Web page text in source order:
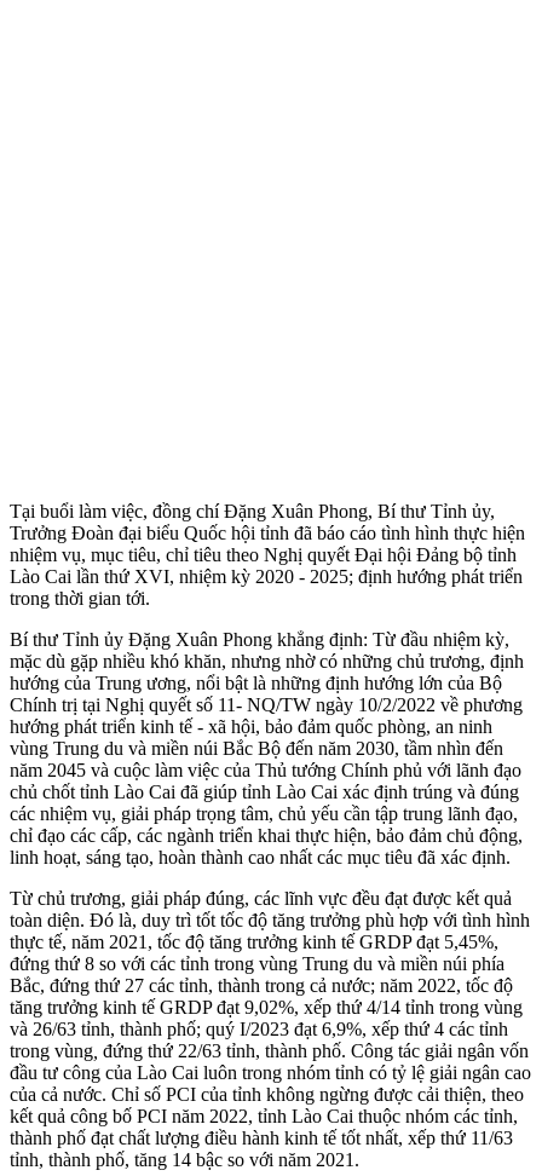
Tại buổi làm việc, đồng chí Đặng Xuân Phong, Bí thư Tỉnh ủy,
Trưởng Đoàn đại biểu Quốc hội tỉnh đã báo cáo tình hình thực hiện
nhiệm vụ, mục tiêu, chỉ tiêu theo Nghị quyết Đại hội Đảng bộ tỉnh
Lào Cai lần thứ XVI, nhiệm kỳ 2020 - 2025; định hướng phát triển
trong thời gian tới.
Bí thư Tỉnh ủy Đặng Xuân Phong khẳng định: Từ đầu nhiệm kỳ,
mặc dù gặp nhiều khó khăn, nhưng nhờ có những chủ trương, định
hướng của Trung ương, nổi bật là những định hướng lớn của Bộ
Chính trị tại Nghị quyết số 11- NQ/TW ngày 10/2/2022 về phương
hướng phát triển kinh tế - xã hội, bảo đảm quốc phòng, an ninh
vùng Trung du và miền núi Bắc Bộ đến năm 2030, tầm nhìn đến
năm 2045 và cuộc làm việc của Thủ tướng Chính phủ với lãnh đạo
chủ chốt tỉnh Lào Cai đã giúp tỉnh Lào Cai xác định trúng và đúng
các nhiệm vụ, giải pháp trọng tâm, chủ yếu cần tập trung lãnh đạo,
chỉ đạo các cấp, các ngành triển khai thực hiện, bảo đảm chủ động,
linh hoạt, sáng tạo, hoàn thành cao nhất các mục tiêu đã xác định.
Từ chủ trương, giải pháp đúng, các lĩnh vực đều đạt được kết quả
toàn diện. Đó là, duy trì tốt tốc độ tăng trưởng phù hợp với tình hình
thực tế, năm 2021, tốc độ tăng trưởng kinh tế GRDP đạt 5,45%,
đứng thứ 8 so với các tỉnh trong vùng Trung du và miền núi phía
Bắc, đứng thứ 27 các tỉnh, thành trong cả nước; năm 2022, tốc độ
tăng trưởng kinh tế GRDP đạt 9,02%, xếp thứ 4/14 tỉnh trong vùng
và 26/63 tỉnh, thành phố; quý I/2023 đạt 6,9%, xếp thứ 4 các tỉnh
trong vùng đứng thứ 22/63 tỉnh, thành phố. Công tác giải ngân vốn
đầu tư công của Lào Cai luôn trong nhóm tỉnh có tỷ lệ giải ngân cao
của cả nước. Chỉ số PCI của tỉnh không ngừng được cải thiện, theo
kết quả công bố PCI năm 2022, tỉnh Lào Cai thuộc nhóm các tỉnh,
thành phố đạt chất lượng điều hành kinh tế tốt nhất, xếp thứ 11/63
tỉnh, thành phố, tăng 14 bậc so với năm 2021.